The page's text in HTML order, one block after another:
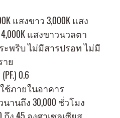
แสงขาว 3,000K แสง
แสงขาวนวลตา
พริบ ไม่มีสารปรอท ไม่มี
าย
0.6
ช้ภายในอาคาร
านถึง 30,000 ชั่วโมง